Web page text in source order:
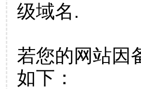
级域名.
若您的网站因
如下：